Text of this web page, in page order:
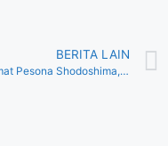
BERITA LAIN
Melumat Pesona Shodoshima, Pulau Penghasil Kecap di Jepang